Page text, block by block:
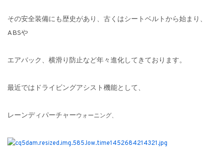
その安全装備にも歴史があり、古くはシートベルトから始まり、
ABSや
エアバック、横滑り防止など年々進化してきております。
最近ではドライビングアシスト機能として、
レーンディパーチャーウォーニング、